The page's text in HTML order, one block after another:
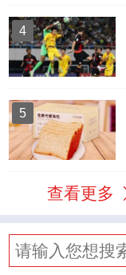
4
5
查看更多